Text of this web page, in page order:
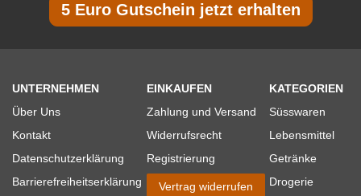
5 Euro Gutschein jetzt erhalten
UNTERNEHMEN
Über Uns
Kontakt
Datenschutzerklärung
Barrierefreiheitserklärung
EINKAUFEN
Zahlung und Versand
Widerrufsrecht
Registrierung
Vertrag widerrufen
KATEGORIEN
Süsswaren
Lebensmittel
Getränke
Drogerie